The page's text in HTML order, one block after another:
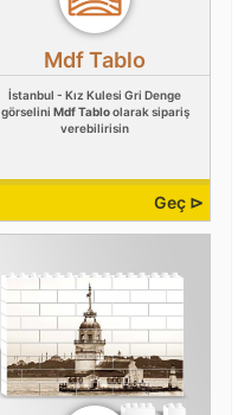
Mdf Tablo
İstanbul - Kız Kulesi Gri Denge
görselini Mdf Tabloolarak sipariş
verebilirisin
Geç ⊳